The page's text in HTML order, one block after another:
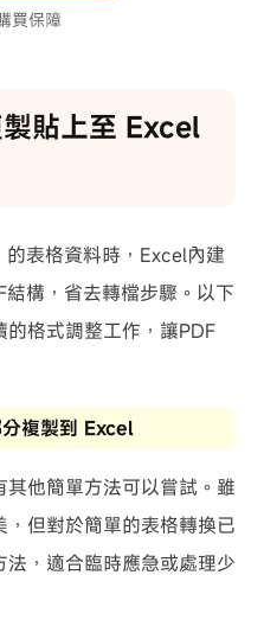
貼上至 Excel
表格資料時，Excel內建
構，省去轉檔步驟。以下
格式調整工作，讓PDF
分複製到 Excel
他簡單方法可以嘗試。雖
但對於簡單的表格轉換已
，適合臨時應急或處理少